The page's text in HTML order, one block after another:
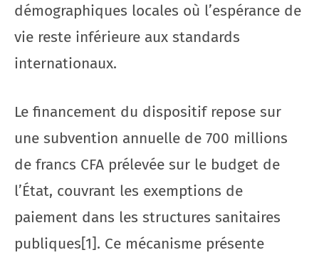
démographiques locales où l’espérance de
vie reste inférieure aux standards
internationaux.
Le financement du dispositif repose sur
une subvention annuelle de 700 millions
de francs CFA prélevée sur le budget de
l’État, couvrant les exemptions de
paiement dans les structures sanitaires
publiques[1]. Ce mécanisme présente